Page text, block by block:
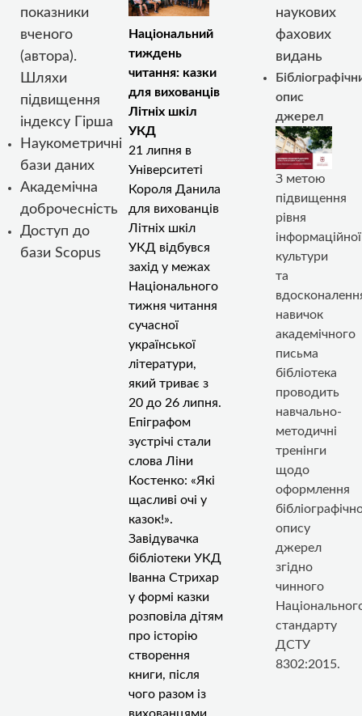
показники
вченого
(автора).
Шляхи
підвищення
індексу Гірша
Наукометричні
бази даних
Академічна
доброчесність
Доступ до
бази Scopus
Національний
тиждень
читання: казки
для вихованців
Літніх шкіл
УКД
21 липня в
Університеті
Короля Данила
для вихованців
Літніх шкіл
УКД відбувся
захід у межах
Національного
тижня читання
сучасної
української
літератури,
який триває з
20 до 26 липня.
Епіграфом
зустрічі стали
слова Ліни
Костенко: «Які
щасливі очі у
казок!».
Завідувачка
бібліотеки УКД
Іванна Стрихар
у формі казки
розповіла дітям
про історію
створення
книги, після
чого разом із
наукових
фахових
видань
опис
джерел
З метою
підвищення
рівня
інформаційної
культури
та
навичок
академічного
письма
бібліотека
проводить
навчально-
методичні
тренінги
щодо
оформлення
опису
джерел
згідно
чинного
стандарту
ДСТУ
8302:2015.